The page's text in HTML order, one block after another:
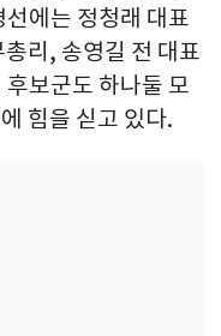
에는 정청래 대표
리, 송영길 전 대표
보군도 하나둘 모
힘을 싣고 있다.